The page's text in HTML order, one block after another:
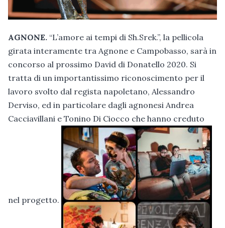
AGNONE. “L’amore ai tempi di Sh.Srek.”, la pellicola
girata interamente tra Agnone e Campobasso, sarà in
concorso al prossimo David di Donatello 2020. Si
tratta di un importantissimo riconoscimento per il
lavoro svolto dal regista napoletano, Alessandro
Derviso, ed in particolare dagli agnonesi Andrea
Cacciavillani e Tonino Di Ciocco che hanno creduto
nel progetto.